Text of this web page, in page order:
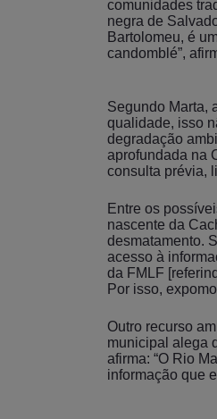
comunidades
negra de
Bartolomeu, é
candomblé”,
Segundo Marta,
qualidade, isso
degradação
aprofundada na
consulta prévia,
Entre os
nascente da
desmatamento.
acesso à
da FMLF
Por isso,
Outro recurso
municipal alega
afirma: “O Rio
informação que